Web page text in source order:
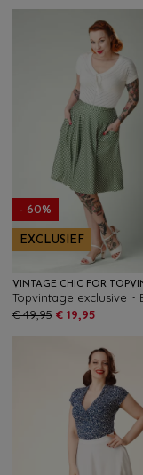
- 60%
EXCLUSIEF
€ 49,95 € 19,95